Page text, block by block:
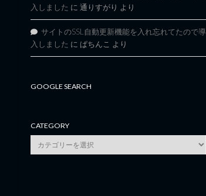
入しました に 通りすがり より
サイトのSSL自動更新機能を入れ忘れてたので導
入しました に ぱちんこ より
GOOGLE SEARCH
CATEGORY
category